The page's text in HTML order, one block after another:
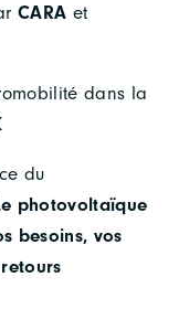
CARA et
dans la
du
photovoltaïque
besoins, vos